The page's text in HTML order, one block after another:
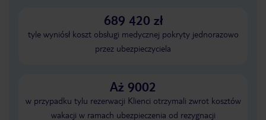
689 420 zł
tyle wyniósł koszt obsługi medycznej pokryty jednorazowo
przez ubezpieczyciela
Aż 9002
w przypadku tylu rezerwacji Klienci otrzymali zwrot kosztów
wakacji w ramach ubezpieczenia od rezygnacji